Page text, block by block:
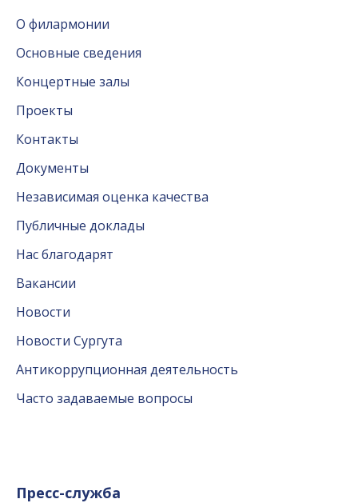
О филармонии
Основные сведения
Концертные залы
Проекты
Контакты
Документы
Независимая оценка качества
Публичные доклады
Нас благодарят
Вакансии
Новости
Новости Сургута
Антикоррупционная деятельность
Часто задаваемые вопросы
Пресс-служба